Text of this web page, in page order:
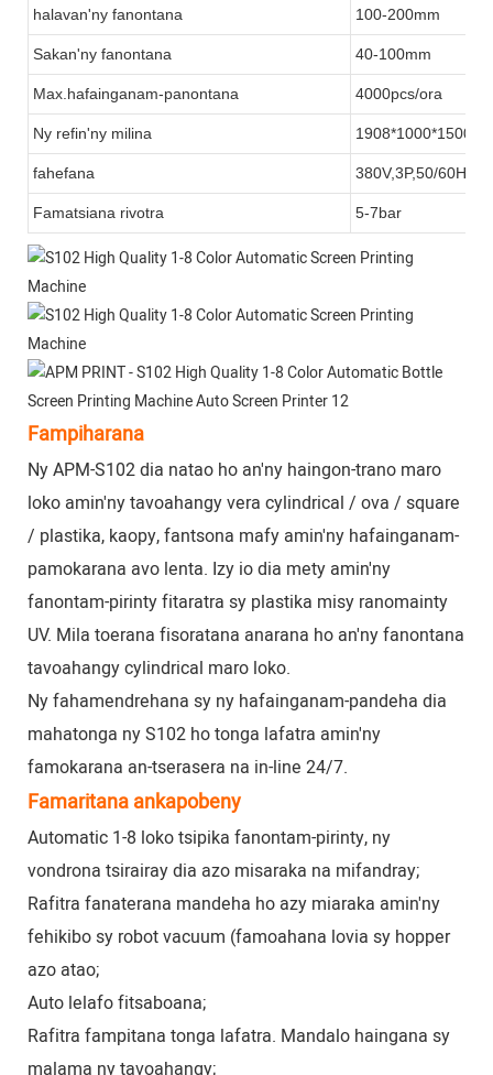
halavan'ny fanontana 100-200mm
Sakan'ny fanontana 40-100mm
Max.hafainganam-panontana 4000pcs/ora
Ny refin'ny milina
fahefana 380V,3P,50/60Hz
Famatsiana rivotra 5-7bar
Fampiharana
Ny APM-S102 dia natao ho an'ny haingon-trano maro
loko amin'ny tavoahangy vera cylindrical / ova / square
/ plastika, kaopy, fantsona mafy amin'ny hafainganam-
pamokarana avo lenta. Izy io dia mety amin'ny
fanontam-pirinty fitaratra sy plastika misy ranomainty
UV. Mila toerana fisoratana anarana ho an'ny fanontana
tavoahangy cylindrical maro loko.
Ny fahamendrehana sy ny hafainganam-pandeha dia
mahatonga ny S102 ho tonga lafatra amin'ny
famokarana an-tserasera na in-line 24/7.
Famaritana ankapobeny
Automatic 1-8 loko tsipika fanontam-pirinty, ny
vondrona tsirairay dia azo misaraka na mifandray;
Rafitra fanaterana mandeha ho azy miaraka amin'ny
fehikibo sy robot vacuum (famoahana lovia sy hopper
azo atao;
Auto lelafo fitsaboana;
Rafitra fampitana tonga lafatra. Mandalo haingana sy